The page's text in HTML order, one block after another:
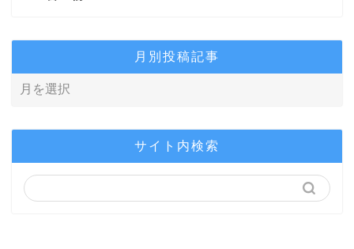
月別投稿記事
サイト内検索